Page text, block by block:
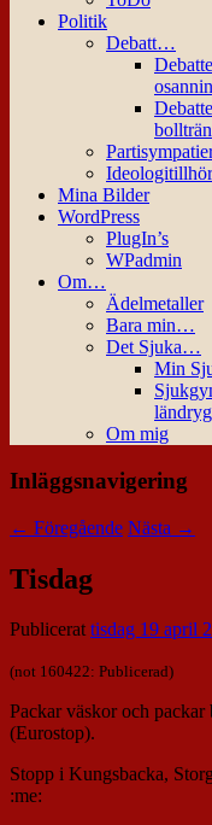
Politik
Debatt…
bollträn
Mina Bilder
WordPress
PlugIn’s
WPadmin
Om…
Ädelmetaller
Bara min…
Det Sjuka…
Min
Om mig
Inläggsnavigering
← Föregående Nästa →
Tisdag
Publicerattisdag 19 april
(not 160422: Publicerad)
Packar väskor och
(Eurostop).
Stopp i Kungsbacka,
:me: